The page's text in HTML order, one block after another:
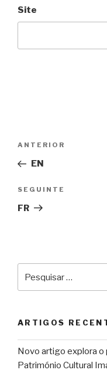
Site
artigos
Conteúdo
anterior
ANTERIOR
EN
Conteúdo
seguinte
SEGUINTE
FR
por:
ARTIGOS
Novo artigo explora
Património Cultural